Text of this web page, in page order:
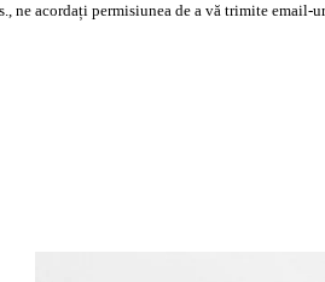
ne acordați permisiunea de a vă trimite email-